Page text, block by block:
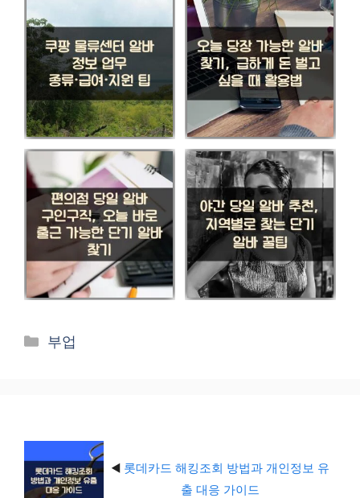
카
부업
◀️ 롯데카드 해킹조회 방법과 개인정보 유
출 대응 가이드